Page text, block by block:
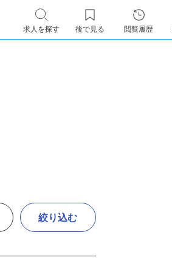
求人を探す 後で見る 閲覧履歴
絞り込む